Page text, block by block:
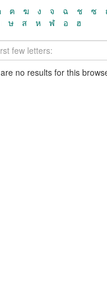
ฅ ฆ ง จ ฉ ช ซ
ษ ส ห ฬ อ ฮ
no results for this